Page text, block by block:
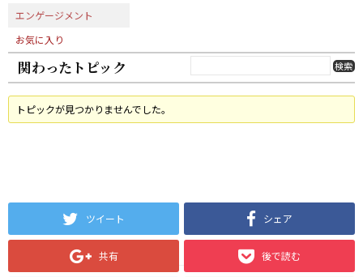
エンゲージメント
お気に入り
関わったトピック
トピックが見つかりませんでした。
ツイート シェア
共有 後で読む